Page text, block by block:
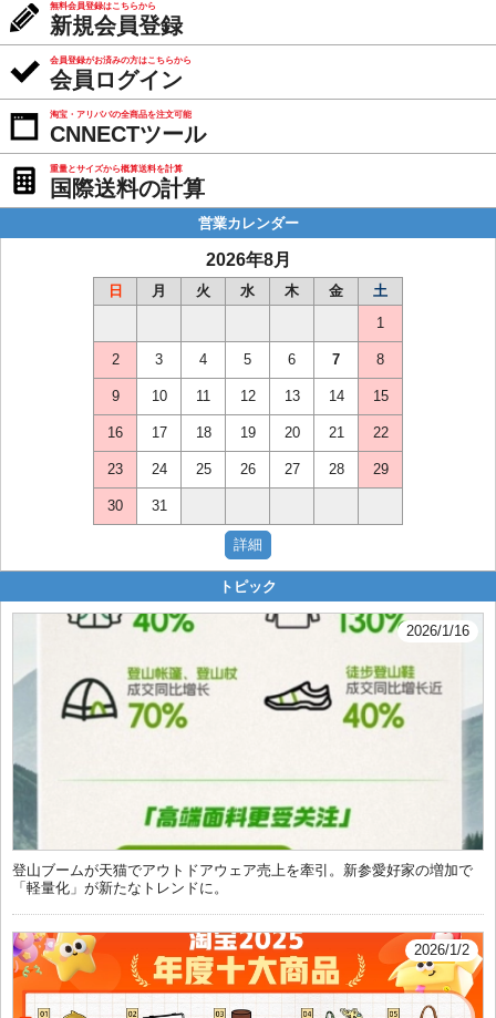
無料会員登録はこちらから
新規会員登録
会員登録がお済みの方はこちらから
会員ログイン
淘宝・アリババの全商品を注文可能
CNNECTツール
重量とサイズから概算送料を計算
国際送料の計算
営業カレンダー
2026年8月
日 月 火 水 木 金
土
1
2 3 4 5 6 7 8
9 10 11 12 13 14 15
16 17 18 19 20 21 22
23 24 25 26 27 28 29
30 31
トピック
2026/1/16
登山ブームが天猫でアウトドアウェア売上を牽引。新参愛好家の増加で
「軽量化」が新たなトレンドに。
2026/1/2